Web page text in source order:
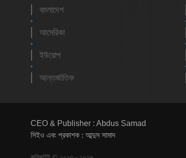
বাংলাদেশ
আমেরিকা
ইউরোপ
আন্তর্জাতিক
CEO & Publisher : Abdus Samad
সিইও এবং প্রকাশক : আব্দুস সামাদ